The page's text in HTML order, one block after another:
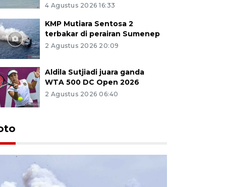
4 Agustus 2026 16:33
KMP Mutiara Sentosa 2
terbakar di perairan Sumenep
2 Agustus 2026 20:09
Aldila Sutjiadi juara ganda
WTA 500 DC Open 2026
2 Agustus 2026 06:40